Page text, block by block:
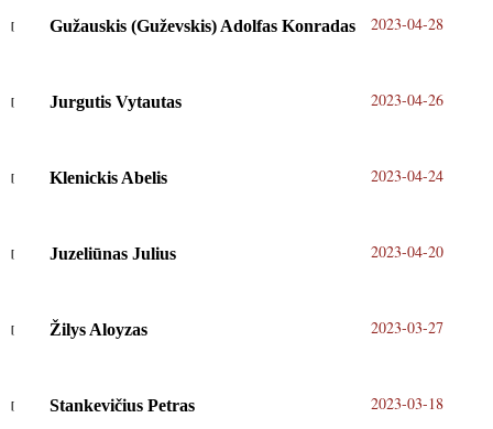
Gužauskis (Guževskis) Adolfas Konradas 2023-04-28
Jurgutis Vytautas 2023-04-26
Klenickis Abelis 2023-04-24
Juzeliūnas Julius 2023-04-20
Žilys Aloyzas 2023-03-27
Stankevičius Petras 2023-03-18